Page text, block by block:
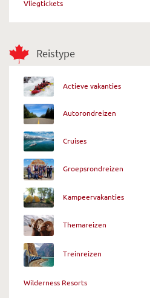
Vliegtickets
Reistype
Actieve vakanties
Autorondreizen
Cruises
Groepsrondreizen
Kampeervakanties
Themareizen
Treinreizen
Wilderness Resorts